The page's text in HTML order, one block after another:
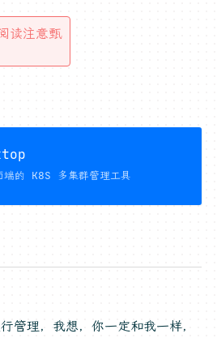
读注意甄
的 K8S 多集群管理工具
管理，我想，你一定和我一样，